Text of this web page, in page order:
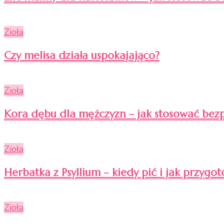
Zioła
Czy melisa działa uspokajająco?
Zioła
Kora dębu dla mężczyzn – jak stosować
Zioła
Herbatka z Psyllium – kiedy pić i jak
Zioła